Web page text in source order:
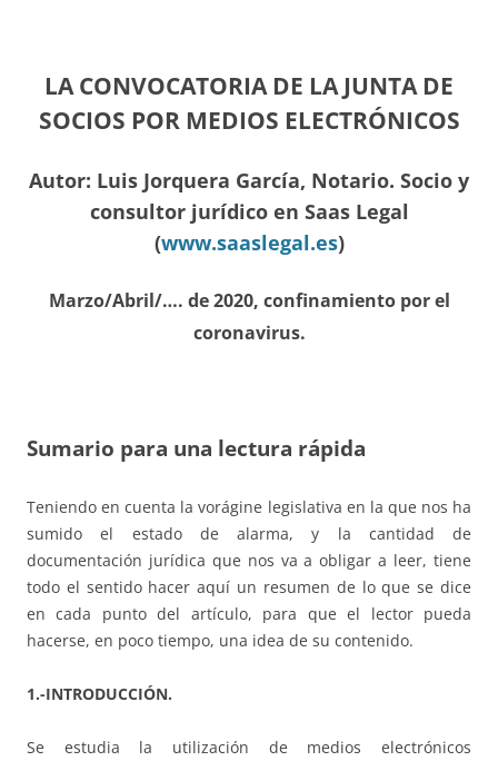
LA CONVOCATORIA DE LA JUNTA DE
SOCIOS POR MEDIOS ELECTRÓNICOS
Autor: Luis Jorquera García, Notario. Socio y
consultor jurídico en Saas Legal
(www.saaslegal.es)
Marzo/Abril/…. de 2020, confinamiento por el
coronavirus.
Sumario para una lectura rápida
Teniendo en cuenta la vorágine legislativa en la que nos ha
sumido el estado de alarma, y la cantidad de
documentación jurídica que nos va a obligar a leer, tiene
todo el sentido hacer aquí un resumen de lo que se dice
en cada punto del artículo, para que el lector pueda
hacerse, en poco tiempo, una idea de su contenido.
1.-INTRODUCCIÓN.
Se estudia la utilización de medios electrónicos